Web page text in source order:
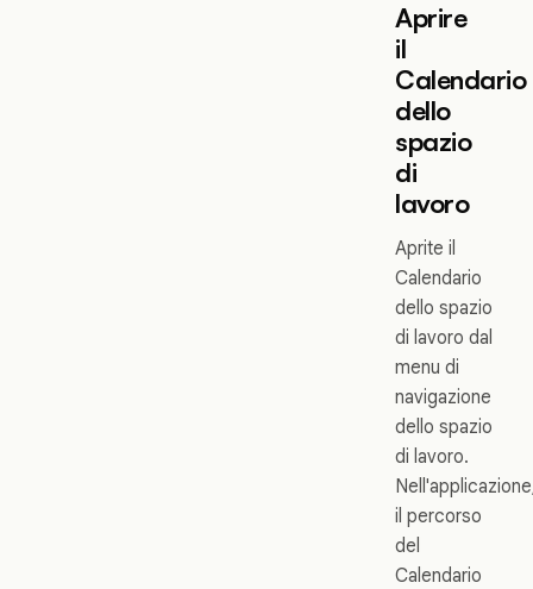
Aprire
il
Calendario
dello
spazio
di
lavoro
Aprite il
Calendario
dello spazio
di lavoro dal
menu di
navigazione
dello spazio
di lavoro.
il percorso
del
Calendario